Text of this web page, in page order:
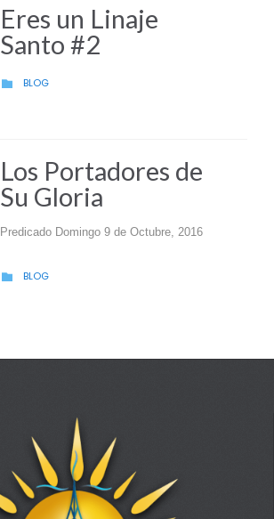
Eres un Linaje
Santo #2
 CATEGORY
BLOG
Los Portadores de
Su Gloria
Predicado Domingo 9 de Octubre, 2016
 CATEGORY
BLOG